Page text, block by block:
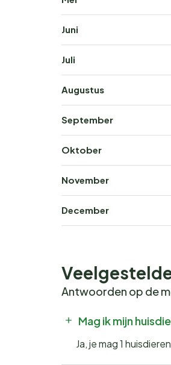
Juni
Juli
Augustus
September
Oktober
November
December
Antwoorden op de
Mag ik mijn
Ja, je mag 1